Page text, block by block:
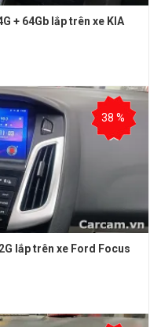
+ 64Gb lắp trên xe KIA
38 %
lắp trên xe Ford Focus